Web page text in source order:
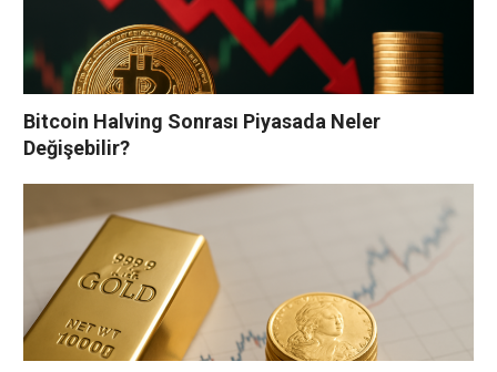
Bitcoin Halving Sonrası Piyasada Neler
Değişebilir?